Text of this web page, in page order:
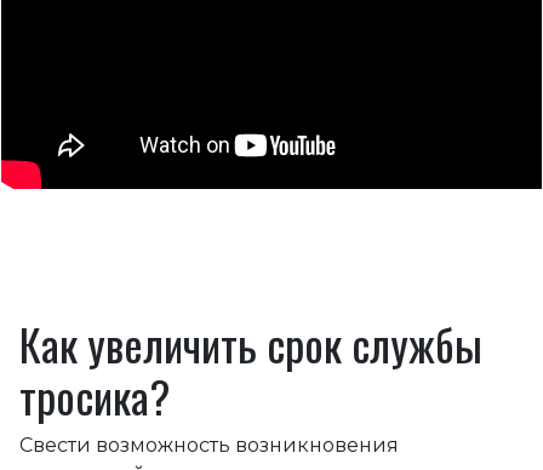
Как увеличить срок службы
тросика?
Свести возможность возникновения